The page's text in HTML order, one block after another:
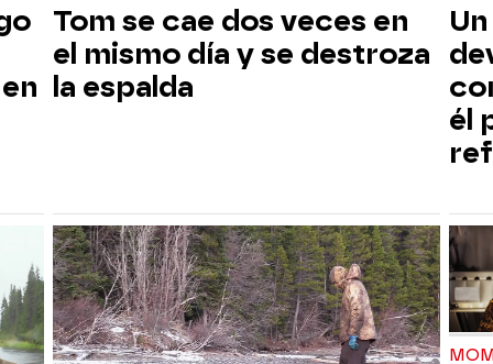
Tom se cae dos veces en
el mismo día y se destroza
la espalda
él